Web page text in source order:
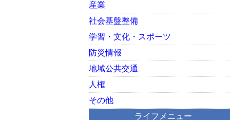
産業
社会基盤整備
学習・文化・スポーツ
防災情報
地域公共交通
人権
その他
ライフメニュー